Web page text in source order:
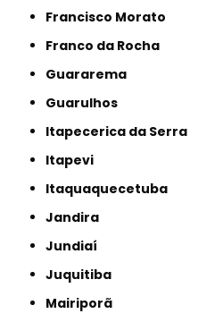
Francisco Morato
Franco da Rocha
Guararema
Guarulhos
Itapecerica da Serra
Itapevi
Itaquaquecetuba
Jandira
Jundiaí
Juquitiba
Mairiporã